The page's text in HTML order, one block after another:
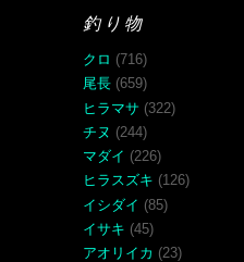
釣り物
クロ (716)
尾長 (659)
ヒラマサ (322)
チヌ (244)
マダイ (226)
ヒラスズキ (126)
イシダイ (85)
イサキ (45)
アオリイカ (23)